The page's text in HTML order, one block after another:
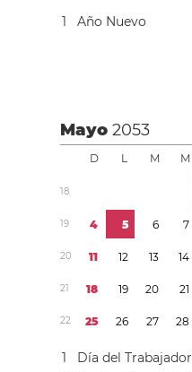
1 Año Nuevo
Mayo2053
D L M M
18
19 4 5 6 7
20 11 12 13 14
21 18 19 20 21
22 25 26 27 28
1
Día del Trabajador